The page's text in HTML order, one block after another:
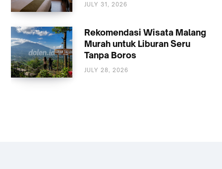
AKOMODASI
JULY 31, 2026
Rekomendasi Wisata Malang
Murah untuk Liburan Seru
Tanpa Boros
JULY 28, 2026